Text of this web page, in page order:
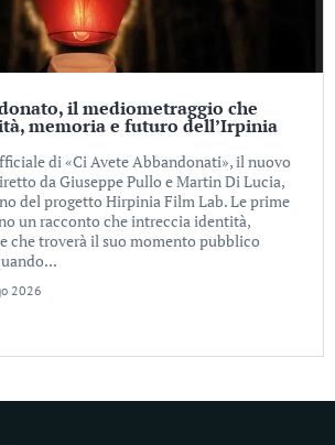
il mediometraggio che
memoria e futuro dell’Irpinia
di «Ci Avete Abbandonati», il nuovo
da Giuseppe Pullo e Martin Di Lucia,
del progetto Hirpinia Film Lab. Le prime
un racconto che intreccia identità,
che troverà il suo momento pubblico
2026